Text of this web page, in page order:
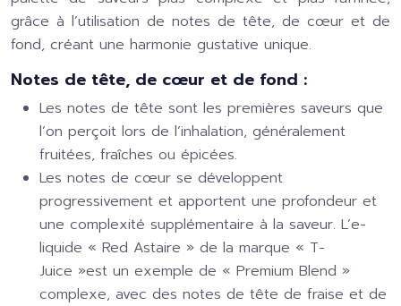
grâce à l’utilisation de notes de tête, de cœur et de
fond, créant une harmonie gustative unique.
Notes de tête, de cœur et de fond :
Les notes de tête sont les premières saveurs que
l’on perçoit lors de l’inhalation, généralement
fruitées, fraîches ou épicées.
Les notes de cœur se développent
progressivement et apportent une profondeur et
une complexité supplémentaire à la saveur. L’e-
liquide « Red Astaire » de la marque « T-
Juice »est un exemple de « Premium Blend »
complexe, avec des notes de tête de fraise et de